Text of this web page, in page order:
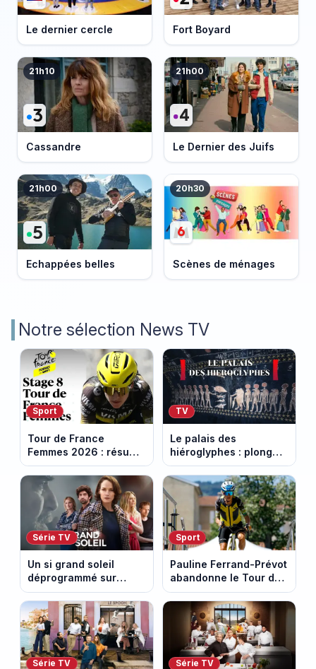
Le dernier cercle Fort Boyard
21h10
Cassandre
21h00
Le Dernier des Juifs
21h00
Echappées belles
20h30
Scènes de ménages
Notre sélection News TV
Sport
Tour de France
Femmes 2026 : résumé
vidéo de la 9e étape
entre Sisteron et Nice
TV
Le palais des
hiéroglyphes : plongez
dans la tombe
égyptienne qui fascine
les archéologues
Série TV
Un si grand soleil
déprogrammé sur
France 3 : cinq
épisodes inédits
diffusés le 13 août
Sport
Pauline Ferrand-Prévot
abandonne le Tour de
France Femmes avant
la 8e étape
Série TV Série TV